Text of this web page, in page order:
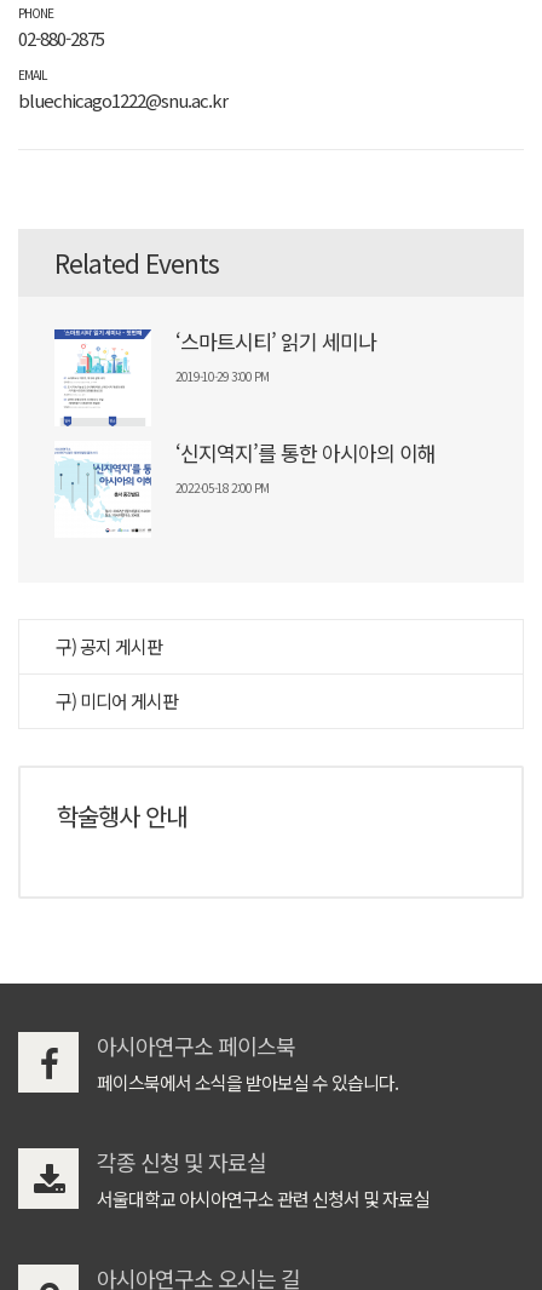
PHONE
02-880-2875
EMAIL
bluechicago1222@snu.ac.kr
Related Events
‘스마트시티’ 읽기 세미나
2019-10-29 3:00 PM
‘신지역지’를 통한 아시아의 이해
2022-05-18 2:00 PM
구) 공지 게시판
구) 미디어 게시판
학술행사 안내
아시아연구소 페이스북
페이스북에서 소식을 받아보실 수 있습니다.
각종 신청 및 자료실
서울대학교 아시아연구소 관련 신청서 및 자료실
아시아연구소 오시는 길